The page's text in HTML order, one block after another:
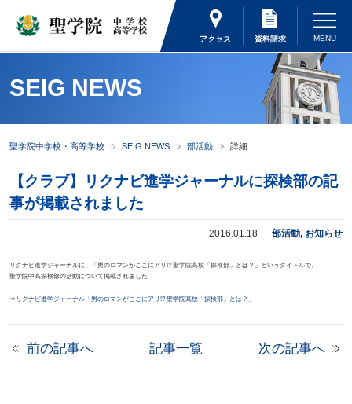
アクセス 資料請求
SEIG NEWS
聖学院中学校・高等学校 SEIG NEWS 部活動 詳細
【クラブ】リクナビ進学ジャーナルに探検部の記
事が掲載されました
2016.01.18 部活動, お知らせ
リクナビ進学ジャーナルに、「男のロマンがここにアリ!? 聖学院高校「探検部」とは？」というタイトルで、
聖学院中高探検部の活動について掲載されました
⇒ リクナビ進学ジャーナル「男のロマンがここにアリ!? 聖学院高校「探検部」とは？」
前の記事へ 記事一覧 次の記事へ